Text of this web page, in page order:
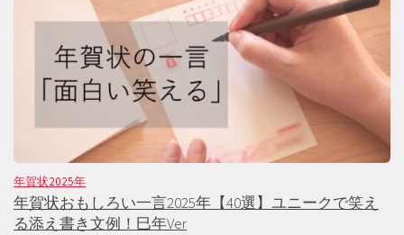
年賀状2025年
年賀状おもしろい一言2025年【40選】ユニークで笑え
る添え書き文例！巳年Ver